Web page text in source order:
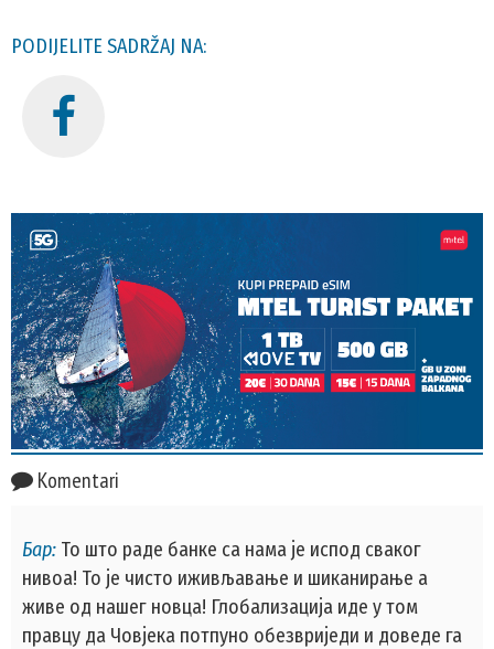
PODIJELITE SADRŽAJ NA:
Komentari
Бар: То што раде банке са нама је испод сваког
нивоа! То је чисто иживљавање и шиканирање а
живе од нашег новца! Глобализација иде у том
правцу да Човјека потпуно обезвриједи и доведе га